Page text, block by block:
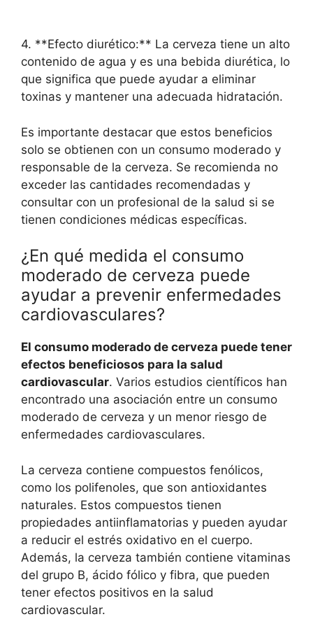
4. **Efecto diurético:** La cerveza tiene un alto
contenido de agua y es una bebida diurética, lo
que significa que puede ayudar a eliminar
toxinas y mantener una adecuada hidratación.
Es importante destacar que estos beneficios
solo se obtienen con un consumo moderado y
responsable de la cerveza. Se recomienda no
exceder las cantidades recomendadas y
consultar con un profesional de la salud si se
tienen condiciones médicas específicas.
¿En qué medida el consumo
moderado de cerveza puede
ayudar a prevenir enfermedades
cardiovasculares?
El consumo moderado de cerveza puede tener
efectos beneficiosos para la salud
cardiovascular. Varios estudios científicos han
encontrado una asociación entre un consumo
moderado de cerveza y un menor riesgo de
enfermedades cardiovasculares.
La cerveza contiene compuestos fenólicos,
como los polifenoles, que son antioxidantes
naturales. Estos compuestos tienen
propiedades antiinflamatorias y pueden ayudar
a reducir el estrés oxidativo en el cuerpo.
Además, la cerveza también contiene vitaminas
del grupo B, ácido fólico y fibra, que pueden
tener efectos positivos en la salud
cardiovascular.